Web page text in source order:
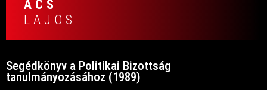
ÁCS
LAJOS
Segédkönyv a Politikai Bizottság
tanulmányozásához (1989)